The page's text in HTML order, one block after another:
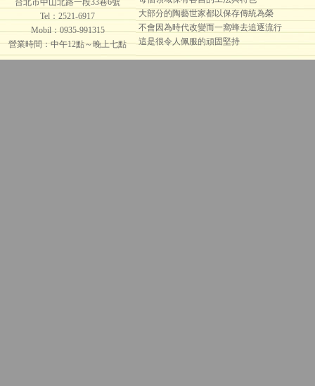
大部分的陶藝世家都以保存傳統為榮
不會因為時代改變而一窩蜂去追逐流行
這是很令人佩服的頑固堅持
台北市中山北路一段33巷6號
Tel：2521-6917
Mobil：0935-991315
營業時間：中午12點～晚上七點